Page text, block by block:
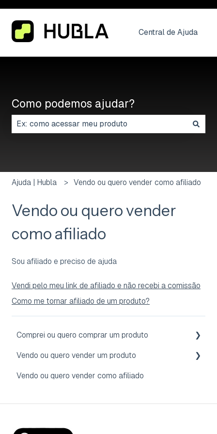
Central de Ajuda
Como podemos ajudar?
Ajuda | Hubla Vendo ou quero vender como afiliado
Vendo ou quero vender
como afiliado
Sou afiliado e preciso de ajuda
Vendi pelo meu link de afiliado e não recebi a comissão
Como me tornar afiliado de um produto?
Comprei ou quero comprar um produto
Acesso
Reembolso
Vendo ou quero vender um produto
Conheça a Hubla
Vendo ou quero vender como afiliado